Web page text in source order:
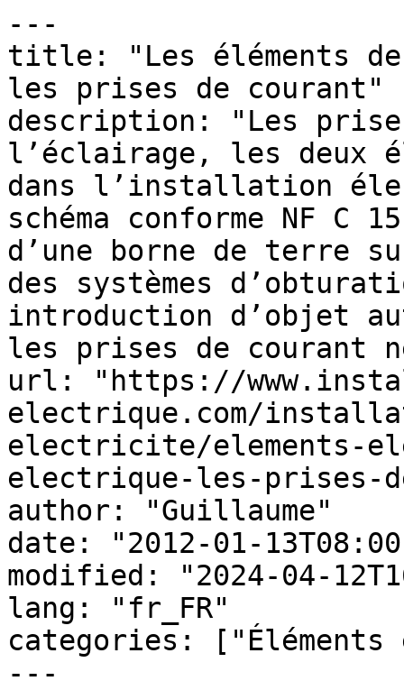
---
title: "Les éléments
les prises de courant"
description: "Les
l’éclairage, les deux
dans l’installation
schéma conforme NF C
d’une borne de terre
des systèmes
introduction d’objet
les prises de courant
url: "https://
electrique.com/
electricite/elements-
electrique-les-prises-
author: "Guillaume"
date: "2012-01-
modified: "2024-04-
lang: "fr_FR"
categories:
---